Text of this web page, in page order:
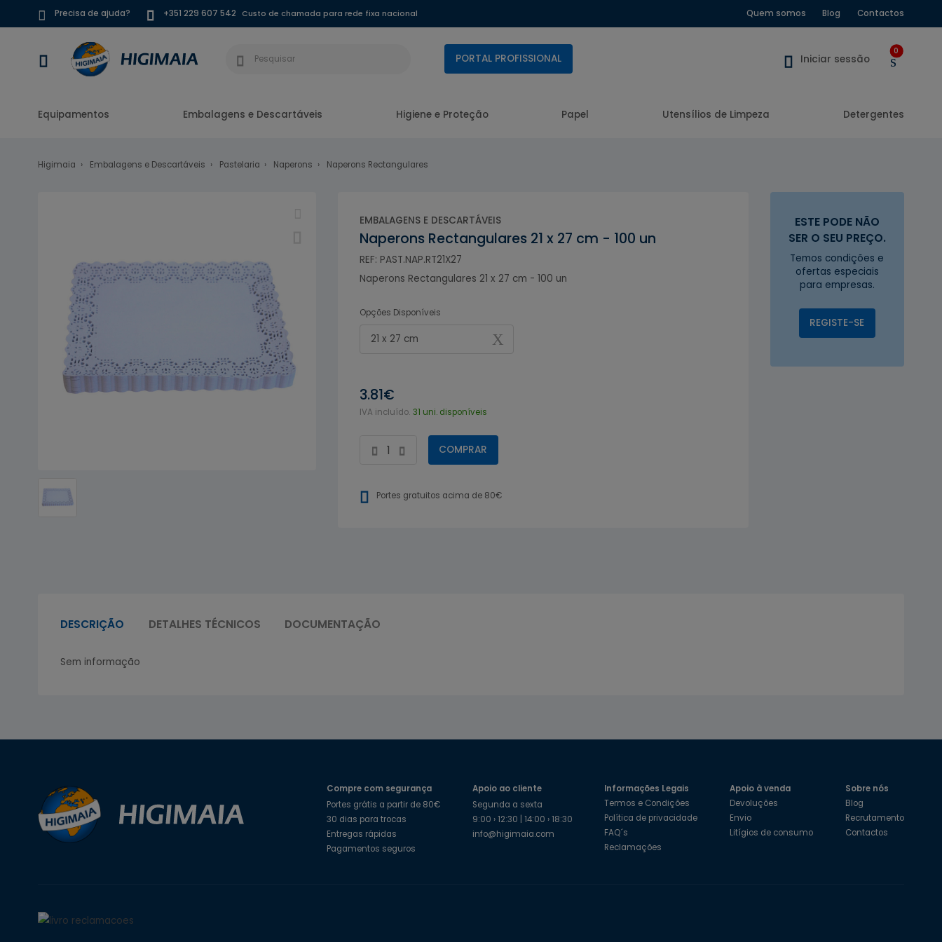
Precisa de ajuda? +351 229 607 542 Custo de chamada para rede fixa nacional Quem somos Blog Contactos
PORTAL PROFISSIONAL Iniciar sessão
0
Equipamentos Embalagens e Descartáveis Higiene e Proteção Papel Utensílios de Limpeza Detergentes
Higimaia Embalagens e Descartáveis Pastelaria Naperons Naperons Rectangulares
EMBALAGENS E DESCARTÁVEIS
Naperons Rectangulares 21 x 27 cm - 100 un
REF: PAST.NAP.RT21X27
Naperons Rectangulares 21 x 27 cm - 100 un
Opções Disponíveis
21 x 27 cm
3.81€
IVA incluído. 31 uni. disponíveis
COMPRAR
Portes gratuitos acima de 80€
ESTE PODE NÃO
SER O SEU PREÇO.
Temos condições e
ofertas especiais
para empresas.
REGISTE-SE
DESCRIÇÃO DETALHES TÉCNICOS DOCUMENTAÇÃO
Sem informação
Compre com segurança
Portes grátis a partir de 80€
30 dias para trocas
Entregas rápidas
Pagamentos seguros
Apoio ao cliente
Segunda a sexta
9:00 › 12:30 | 14:00 › 18:30
info@higimaia.com
Informações Legais
Termos e Condições
Política de privacidade
FAQ´s
Reclamações
Apoio à venda
Devoluções
Envio
Litígios de consumo
Sobre nós
Blog
Recrutamento
Contactos